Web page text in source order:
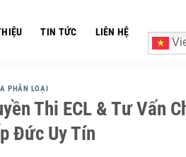
TIN TỨC
LIÊN HỆ
PHÂN LOẠI
Thi ECL & Tư Vấn
Đức Uy Tín